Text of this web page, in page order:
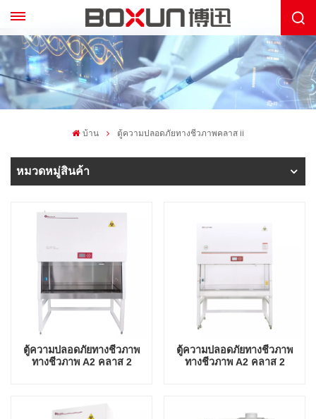
บ้าน ตู้ความปลอดภัยทางชีวภาพคลาส ii
หมวดหมู่สินค้า
ตู้ความปลอดภัยทางชีวภาพ
ทางชีวภาพ A2 คลาส 2
ตู้ความปลอดภัยทางชีวภาพ
ทางชีวภาพ A2 คลาส 2